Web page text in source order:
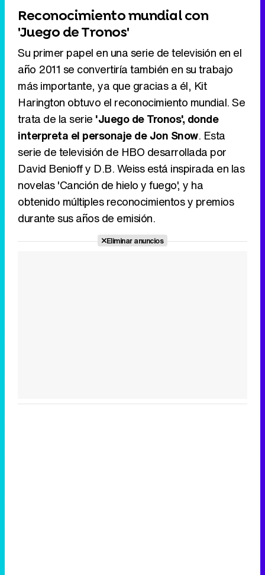
Reconocimiento mundial con
'Juego de Tronos'
Su primer papel en una serie de televisión en el
año 2011 se convertiría también en su trabajo
más importante, ya que gracias a él, Kit
Harington obtuvo el reconocimiento mundial. Se
trata de la serie 'Juego de Tronos', donde
interpreta el personaje de Jon Snow. Esta
serie de televisión de HBO desarrollada por
David Benioff y D.B. Weiss está inspirada en las
novelas 'Canción de hielo y fuego', y ha
obtenido múltiples reconocimientos y premios
durante sus años de emisión.
Eliminar anuncios